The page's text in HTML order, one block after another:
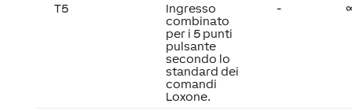
T5
Ingresso
combinato
per i 5 punti
pulsante
secondo lo
standard dei
comandi
Loxone.
-